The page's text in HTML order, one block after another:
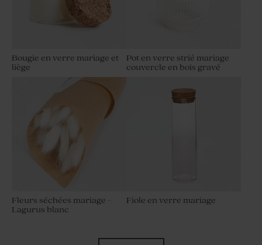
Bougie en verre mariage et
liège
Pot en verre strié mariage
couvercle en bois gravé
Fleurs séchées mariage -
Lagurus blanc
Fiole en verre mariage